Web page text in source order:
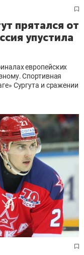
прятался от
упустила
европейских
Спортивная
Сургута и сражении